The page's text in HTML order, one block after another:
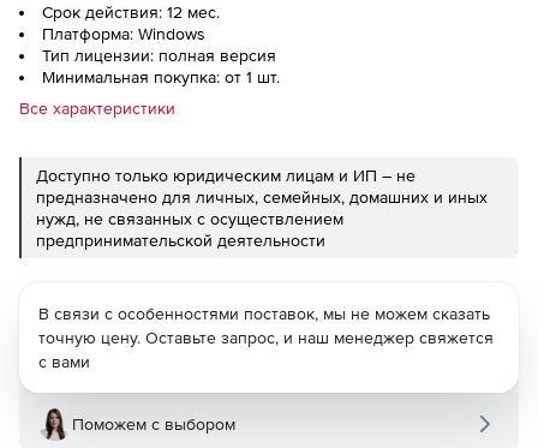
Срок действия: 12 мес.
Платформа: Windows
Тип лицензии: полная версия
Минимальная покупка: от 1 шт.
Все характеристики
Доступно только юридическим лицам и ИП – не
предназначено для личных, семейных, домашних и иных
нужд, не связанных с осуществлением
предпринимательской деятельности
В связи с особенностями поставок, мы не можем сказать
точную цену. Оставьте запрос, и наш менеджер свяжется
с вами
Поможем с выбором